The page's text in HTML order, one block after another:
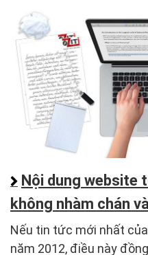
Nội dung website
không nhàm chán
Nếu tin tức mới nhất
năm 2012, điều này